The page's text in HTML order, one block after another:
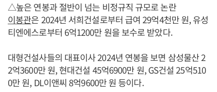
△높은 연봉과 절반이 넘는 비정규직 규모로 논란
이봉관은 2024년 서희건설로부터 급여 29억4천만 원, 유성
티엔에스로부터 6억1200만 원을 보수로 받았다.
대형건설사들의 대표이사 2024년 연봉을 보면 삼성물산 2
2억3600만 원, 현대건설 45억6900만 원, GS건설 25억510
0만 원, DL이앤씨 8억9600만 원 등이다.